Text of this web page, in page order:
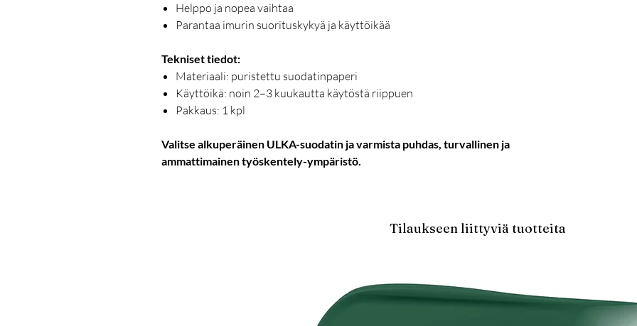
Helppo ja nopea vaihtaa
Parantaa imurin suorituskykyä ja käyttöikää
Tekniset tiedot:
Materiaali: puristettu suodatinpaperi
Käyttöikä: noin 2–3 kuukautta käytöstä riippuen
Pakkaus: 1 kpl
Valitse alkuperäinen ULKA-suodatin ja varmista puhdas, turvallinen ja
ammattimainen työskentely-ympäristö.
Tilaukseen liittyviä tuotteita